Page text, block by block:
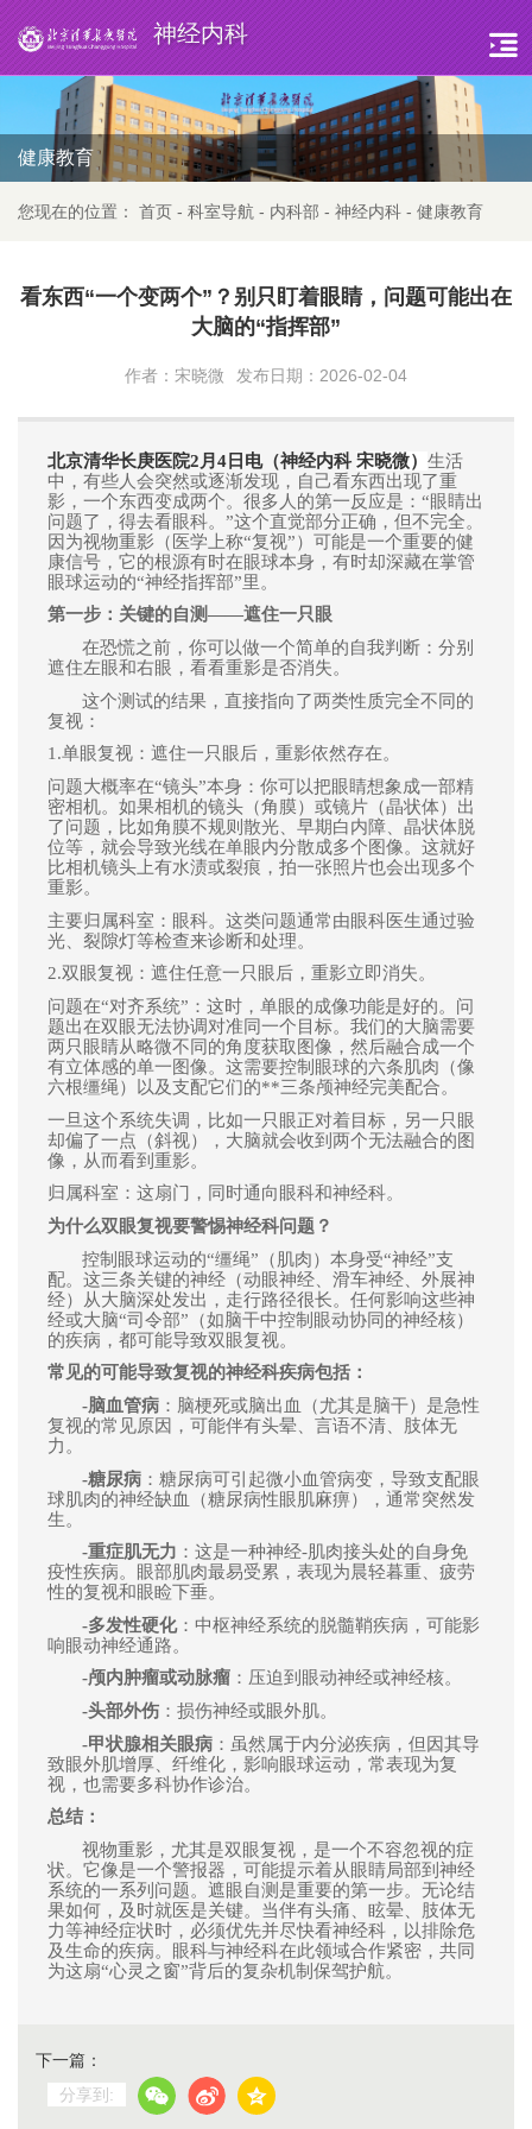
神经内科
健康教育
您现在的位置： 首页 - 科室导航 - 内科部 - 神经内科 - 健康教育
看东西“一个变两个”？别只盯着眼睛，问题可能出在
大脑的“指挥部”
作者：宋晓微 发布日期：2026-02-04
北京清华长庚医院2月4日电（神经内科 宋晓微） 生活
中，有些人会突然或逐渐发现，自己看东西出现了重
影，一个东西变成两个。很多人的第一反应是：“眼睛出
问题了，得去看眼科。”这个直觉部分正确，但不完全。
因为视物重影（医学上称“复视”）可能是一个重要的健
康信号，它的根源有时在眼球本身，有时却深藏在掌管
眼球运动的“神经指挥部”里。
第一步：关键的自测——遮住一只眼
在恐慌之前，你可以做一个简单的自我判断：分别
遮住左眼和右眼，看看重影是否消失。
这个测试的结果，直接指向了两类性质完全不同的
复视：
1.单眼复视：遮住一只眼后，重影依然存在。
问题大概率在“镜头”本身：你可以把眼睛想象成一部精
密相机。如果相机的镜头（角膜）或镜片（晶状体）出
了问题，比如角膜不规则散光、早期白内障、晶状体脱
位等，就会导致光线在单眼内分散成多个图像。这就好
比相机镜头上有水渍或裂痕，拍一张照片也会出现多个
重影。
主要归属科室：眼科。这类问题通常由眼科医生通过验
光、裂隙灯等检查来诊断和处理。
2.双眼复视：遮住任意一只眼后，重影立即消失。
问题在“对齐系统”：这时，单眼的成像功能是好的。问
题出在双眼无法协调对准同一个目标。我们的大脑需要
两只眼睛从略微不同的角度获取图像，然后融合成一个
有立体感的单一图像。这需要控制眼球的六条肌肉（像
六根缰绳）以及支配它们的**三条颅神经完美配合。
一旦这个系统失调，比如一只眼正对着目标，另一只眼
却偏了一点（斜视），大脑就会收到两个无法融合的图
像，从而看到重影。
归属科室：这扇门，同时通向眼科和神经科。
为什么双眼复视要警惕神经科问题？
控制眼球运动的“缰绳”（肌肉）本身受“神经”支
配。这三条关键的神经（动眼神经、滑车神经、外展神
经）从大脑深处发出，走行路径很长。任何影响这些神
经或大脑“司令部”（如脑干中控制眼动协同的神经核）
的疾病，都可能导致双眼复视。
常见的可能导致复视的神经科疾病包括：
-脑血管病 ：脑梗死或脑出血（尤其是脑干）是急性
复视的常见原因，可能伴有头晕、言语不清、肢体无
力。
-糖尿病 ：糖尿病可引起微小血管病变，导致支配眼
球肌肉的神经缺血（糖尿病性眼肌麻痹），通常突然发
生。
-重症肌无力 ：这是一种神经-肌肉接头处的自身免
疫性疾病。眼部肌肉最易受累，表现为晨轻暮重、疲劳
性的复视和眼睑下垂。
-多发性硬化：中枢神经系统的脱髓鞘疾病，可能影
响眼动神经通路。
-颅内肿瘤或动脉瘤 ：压迫到眼动神经或神经核。
-头部外伤 ：损伤神经或眼外肌。
-甲状腺相关眼病 ：虽然属于内分泌疾病，但因其导
致眼外肌增厚、纤维化，影响眼球运动，常表现为复
视，也需要多科协作诊治。
总结：
视物重影，尤其是双眼复视，是一个不容忽视的症
状。它像是一个警报器，可能提示着从眼睛局部到神经
系统的一系列问题。遮眼自测是重要的第一步。无论结
果如何，及时就医是关键。当伴有头痛、眩晕、肢体无
力等神经症状时，必须优先并尽快看神经科，以排除危
及生命的疾病。眼科与神经科在此领域合作紧密，共同
为这扇“心灵之窗”背后的复杂机制保驾护航。
下一篇：
分享到: